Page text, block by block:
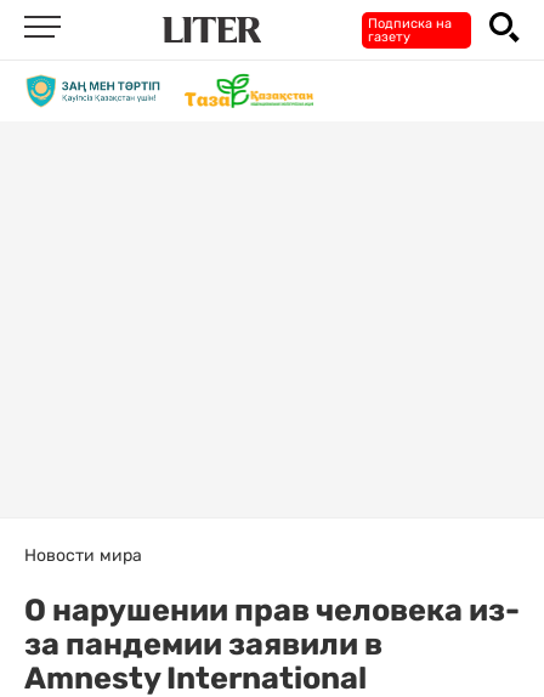
Подписка на
газету
Новости мира
О нарушении прав человека из-
за пандемии заявили в
Amnesty International